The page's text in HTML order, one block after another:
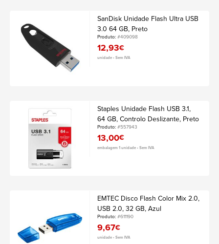
SanDisk Unidade Flash Ultra USB
3.0 64 GB, Preto
Produto:#409098
12,93€
unidade • Sem IVA
Staples Unidade Flash USB 3.1,
64 GB, Controlo Deslizante, Preto
Produto:#557943
13,00€
embalagem 1 unidade • Sem IVA
EMTEC Disco Flash Color Mix 2.0,
USB 2.0, 32 GB, Azul
Produto:#611190
9,67€
unidade • Sem IVA